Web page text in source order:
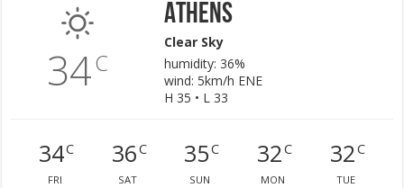
34C
Athens
Clear Sky
humidity: 36%
wind: 5km/h ENE
H 35 • L 33
34C
FRI
36C
SAT
35C
SUN
32C
MON
32C
TUE